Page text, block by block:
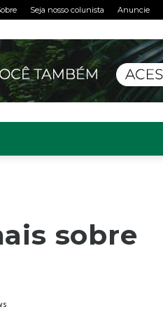
Seja nosso colunista Anuncie
sobre